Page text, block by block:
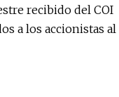
recibido del COI
a los accionistas al